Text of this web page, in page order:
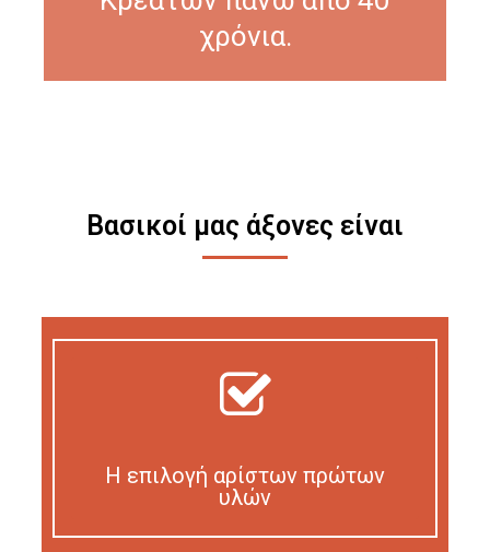
χρόνια.
Βασικοί μας άξονες είναι
Η επιλογή αρίστων πρώτων
υλών